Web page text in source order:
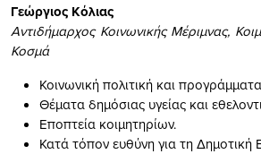
Γεώργιος Κόλιας
Αντιδήμαρχος Κοινωνικής Μέριμνας,
Κοσμά
Κοινωνική πολιτική και
Θέματα δημόσιας υγείας και
Εποπτεία κοιμητηρίων.
Κατά τόπον ευθύνη για τη Δημοτική